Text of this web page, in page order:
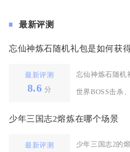
最新评测
忘仙神炼石随机礼包是如何获
最新评测
8.6 分
忘仙神炼石随机
世界BOSS击杀
少年三国志2熔炼在哪个场景
最新评测 少年三国志2的